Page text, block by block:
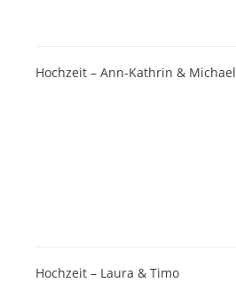
Hochzeit – Ann-Kathrin & Michael
Hochzeit – Laura & Timo